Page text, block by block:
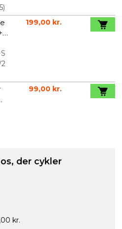
)
199,00 kr.
99,00 kr.
der cykler
kr.